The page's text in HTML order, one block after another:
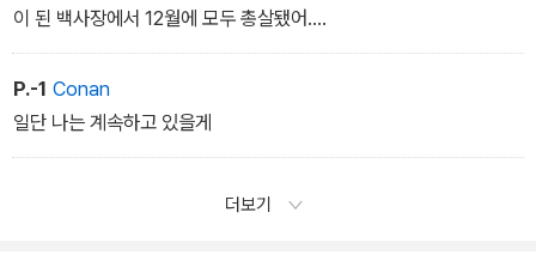
닥을 코트 앞자락에 문질러 닦았다. 삽시간에 딱딱해진 손을 남은 손
에 비볐다. 열기가 지펴지지 않았다. 몸속 온기가 손을 통해 빠져나
간 듯 가슴이 떨려왔다.
이 된 백사장에서 12월에 모두 총살됐어.
모두?
군경 직계가족을 제외한 모두.
P.-1 Conan
일단 나는 계속하고 있을게
더보기